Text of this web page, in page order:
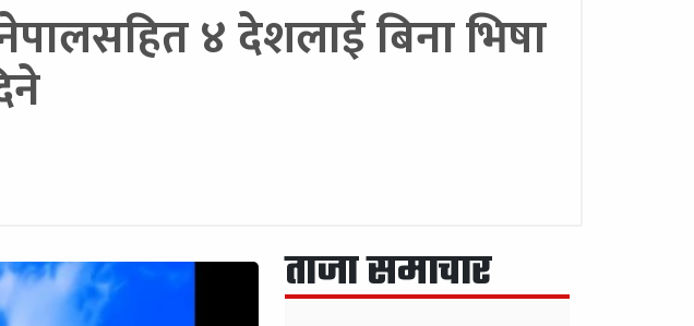
४ देशलाई बिना भिषा
ताजा समाचार